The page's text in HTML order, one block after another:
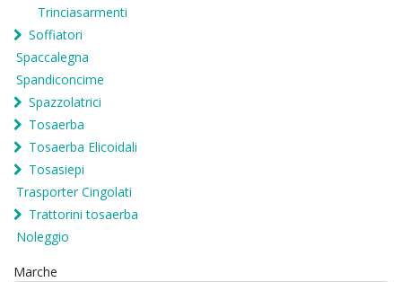
Trinciasarmenti
Soffiatori
Spaccalegna
Spandiconcime
Spazzolatrici
Tosaerba
Tosaerba Elicoidali
Tosasiepi
Trasporter Cingolati
Trattorini tosaerba
Noleggio
Marche